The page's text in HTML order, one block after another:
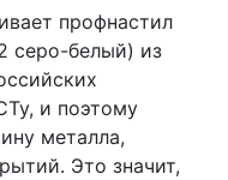
профнастил
серо-белый) из
и поэтому
металла,
Это значит,